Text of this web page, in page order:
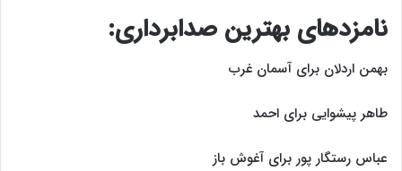
نامزد‌های بهترین صدابرداری:
بهمن اردلان برای آسمان غرب
طاهر پیشوایی برای احمد
عباس رستگار پور برای آغوش باز